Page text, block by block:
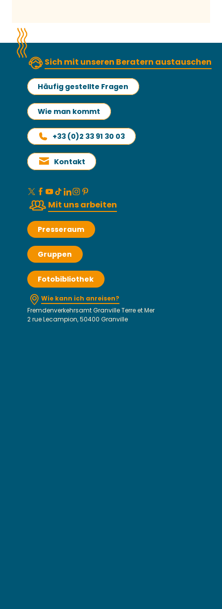
Sich mit unseren Beratern austauschen
Häufig gestellte Fragen
Wie man kommt
+33 (0)2 33 91 30 03
Kontakt
Mit uns arbeiten
Presseraum
Gruppen
Fotobibliothek
Wie kann ich anreisen?
Fremdenverkehrsamt Granville Terre et Mer
2 rue Lecampion, 50400 Granville